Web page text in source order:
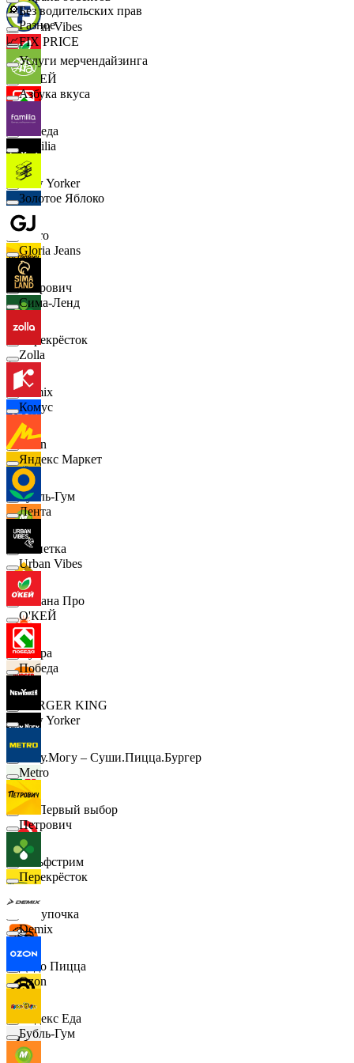
Urban Vibes
О'КЕЙ
Победа
New Yorker
Metro
Петрович
Перекрёсток
Demix
Ozon
Бубль-Гум
Монетка
Лемана Про
7 утра
BURGER KING
Хочу.Могу – Суши.Пицца.Бургер
B1 Первый выбор
Гольфстрим
Покупочка
Додо Пицца
Яндекс Еда
FIX PRICE
Азбука вкуса
Familia
Золотое Яблоко
Gloria Jeans
Сима-Ленд
Zolla
Комус
Яндекс Маркет
Лента
Urban Vibes
О'КЕЙ
Победа
New Yorker
Metro
Петрович
Перекрёсток
Demix
Ozon
Бубль-Гум
🔎
Разное
📈
Услуги мерчендайзинга
Без водительских прав